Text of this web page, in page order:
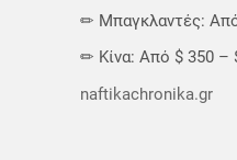
✏ Μπαγκλαντές: Από
✏ Κίνα: Από $ 350 –
naftikachronika.gr